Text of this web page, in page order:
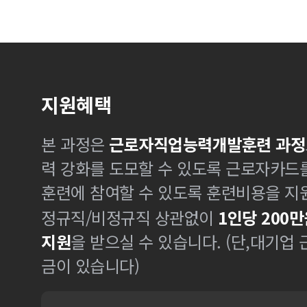
지원혜택
본 과정은 근로자직업능력개발훈련 과정
력 강화를 도모할 수 있도록 근로자카
훈련에 참여할 수 있도록 훈련비용을 지
정규직/비정규직 상관없이 1인당 200
지원을 받으실 수 있습니다. (단,대기업
금이 있습니다)